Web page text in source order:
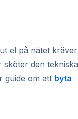
el på nätet kräver
sköter den tekniska
guide om att byta